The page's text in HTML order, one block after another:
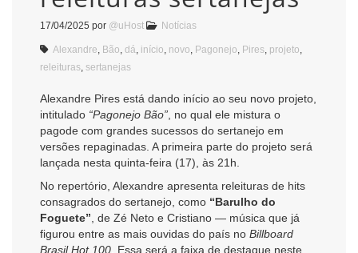
17/04/2025 por @uHost Notícias
Alexandre Bão dá início novo Pagonejo Pires projeto
releituras sertanejas
Alexandre Pires está dando início ao seu novo projeto,
intitulado “Pagonejo Bão” , no qual ele mistura o
pagode com grandes sucessos do sertanejo em
versões repaginadas. A primeira parte do projeto será
lançada nesta quinta-feira (17), às 21h.
No repertório, Alexandre apresenta releituras de hits
consagrados do sertanejo, como “Barulho do
Foguete” , de Zé Neto e Cristiano — música que já
figurou entre as mais ouvidas do país no Billboard
Brasil Hot 100 . Essa será a faixa de destaque neste